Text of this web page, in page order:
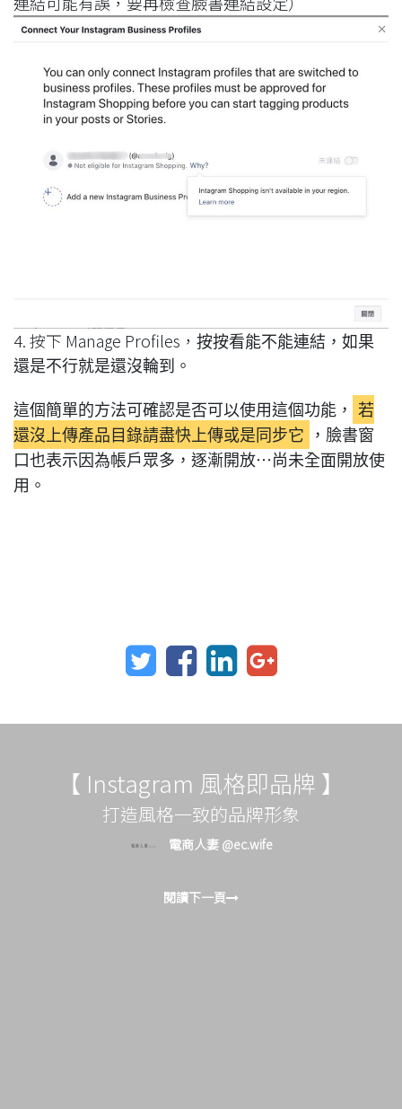
4. 按下 Manage Profiles ， 按按看能不能連結，如果
還是不行就是還沒輪到。
這個簡單的方法可確認是否可以使用這個功能，
若
還沒上傳產品目錄請盡快上傳或是同步它
，臉書窗
口也表示因為帳戶眾多，逐漸開放⋯尚未全面開放使
用。
【 Instagram 風格即品牌 】
打造風格一致的品牌形象
電商人妻 @ec.wife
閱讀下一頁